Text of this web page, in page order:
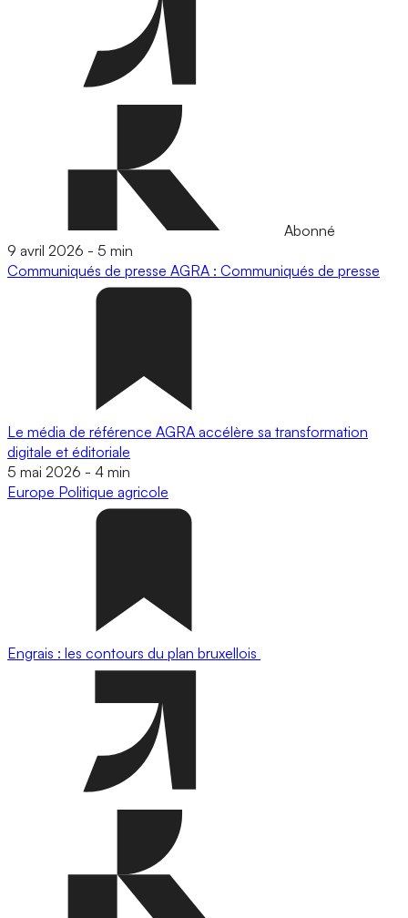
Abonné
9 avril 2026 - 5 min
Communiqués de presse AGRA : Communiqués de presse
Le média de référence AGRA accélère sa transformation
digitale et éditoriale
5 mai 2026 - 4 min
Europe Politique agricole
Engrais : les contours du plan bruxellois